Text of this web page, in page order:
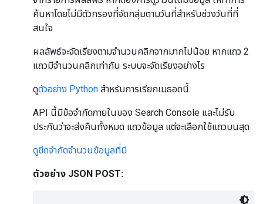
ค้นหาโดยไม่มีตัวกรองที่จัดกลุ่มตามวันที่สำหรับช่วงวันที่ที่
สนใจ
ผลลัพธ์จะจัดเรียงตามจำนวนคลิกจากมากไปน้อย หากแถว 2
แถวมีจำนวนคลิกเท่ากัน ระบบจะจัดเรียงอย่างไร
ดูตัวอย่าง Python สำหรับการเรียกเมธอดนี้
API นี้มีข้อจำกัดภายในของ Search Console และไม่รับ
ประกันว่าจะส่งคืนทั้งหมด แถวข้อมูล แต่จะเลือกใช้แถวบนสุด
ดูขีดจำกัดจำนวนข้อมูลที่มี
ตัวอย่าง JSON POST: